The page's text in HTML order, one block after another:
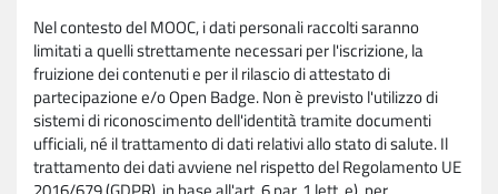
Nel contesto del MOOC, i dati personali raccolti saranno
limitati a quelli strettamente necessari per l'iscrizione, la
fruizione dei contenuti e per il rilascio di attestato di
partecipazione e/o Open Badge. Non è previsto l'utilizzo di
sistemi di riconoscimento dell'identità tramite documenti
ufficiali, né il trattamento di dati relativi allo stato di salute. Il
trattamento dei dati avviene nel rispetto del Regolamento UE